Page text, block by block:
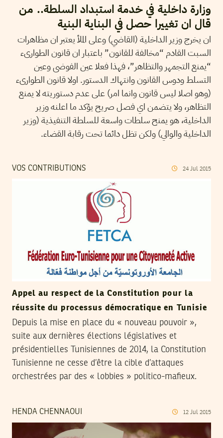
وزارة داخلية في خدمة استبداد السلطة.. من
قال ان تغييرا حصل في البناية البنية
ان يخرج وزير الداخلية (القاضي) وعلى الملأ يعتبر ان مظاهرات
السبت القادم “مخالفة للقانون” باعتبار ان قانون الطوارىء
“يمنع التجمهر والتظاهر”، فهذا فعلا عين الفوضى وعين
التسلط ودوس القانون وانتهاك الدستور. اولا قانون الطوارىء
(وهو اصلا ليس قانون وانما امر) على عدم دستوريته لا يمنع
التظاهر، ولا يتضمن اي فصل صريح يؤكد ما اعلنه وزير
الداخلية، هو يمنح سلطات واسعة للسلطة التنفيذية (وزير
الداخلية والوالي) ولكن تظل دائما تحت رقابة القضاء.
VOS CONTRIBUTIONS 24 Jul 2015
Appel au respect de la Constitution pour la
réussite du processus démocratique en Tunisie
Depuis la mise en place du « nouveau pouvoir »,
suite aux dernières élections législatives et
présidentielles Tunisiennes de 2014, la Constitution
Tunisienne ne cesse d’être la cible d’attaques
orchestrées par des « lobbies » politico-mafieux.
HENDA CHENNAOUI 12 Jul 2015